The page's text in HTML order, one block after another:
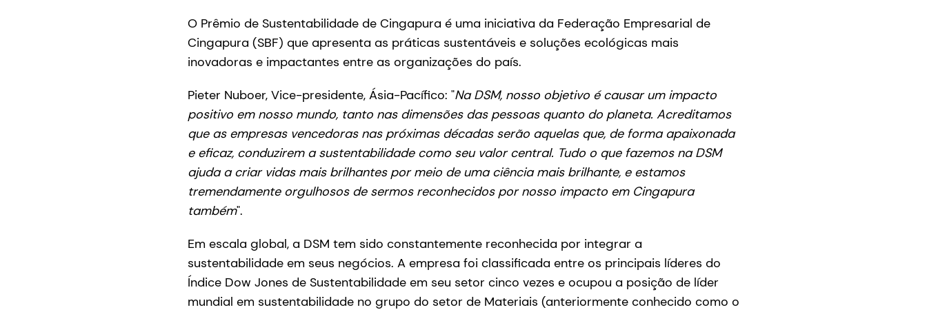
O Prêmio de Sustentabilidade de Cingapura é uma iniciativa da Federação Empresarial de
Cingapura (SBF) que apresenta as práticas sustentáveis e soluções ecológicas mais
inovadoras e impactantes entre as organizações do país.
Pieter Nuboer, Vice-presidente, Ásia-Pacífico: "Na DSM, nosso objetivo é causar um impacto
positivo em nosso mundo, tanto nas dimensões das pessoas quanto do planeta. Acreditamos
que as empresas vencedoras nas próximas décadas serão aquelas que, de forma apaixonada
e eficaz, conduzirem a sustentabilidade como seu valor central. Tudo o que fazemos na DSM
ajuda a criar vidas mais brilhantes por meio de uma ciência mais brilhante, e estamos
tremendamente orgulhosos de sermos reconhecidos por nosso impacto em Cingapura
também".
Em escala global, a DSM tem sido constantemente reconhecida por integrar a
sustentabilidade em seus negócios. A empresa foi classificada entre os principais líderes do
Índice Dow Jones de Sustentabilidade em seu setor cinco vezes e ocupou a posição de líder
mundial em sustentabilidade no grupo do setor de Materiais (anteriormente conhecido como o